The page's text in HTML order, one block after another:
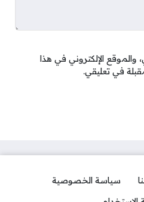
والموقع الإلكتروني في هذا
في تعليقي.
سياسة الخصوصية